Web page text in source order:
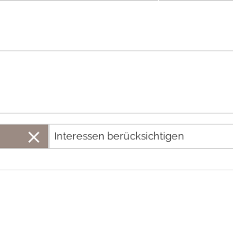
close Interessen berücksichtigen